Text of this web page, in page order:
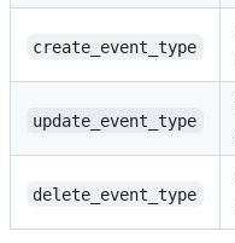
create_event_type
update_event_type
delete_event_type